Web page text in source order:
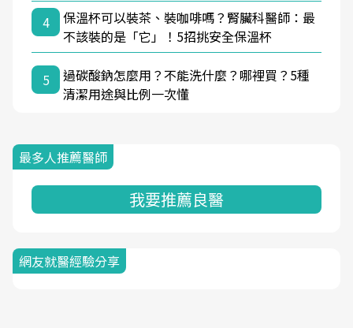
4
保溫杯可以裝茶、裝咖啡嗎？腎臟科醫師：最
不該裝的是「它」！5招挑安全保溫杯
5
過碳酸鈉怎麼用？不能洗什麼？哪裡買？5種
清潔用途與比例一次懂
最多人推薦醫師
我要推薦良醫
網友就醫經驗分享